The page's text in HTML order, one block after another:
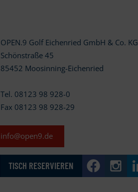
OPEN.9 Golf Eichenried GmbH & Co. KG
Schönstraße 45
85452 Moosinning-Eichenried
Tel. 08123 98 928-0
Fax 08123 98 928-29
info@open9.de
TISCH RESERVIEREN